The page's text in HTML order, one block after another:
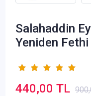
Salahaddin
Yeniden Fethi
440,00 TL